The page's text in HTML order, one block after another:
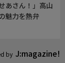
by J:magazine!
あさん！」高山
魅力を熱弁